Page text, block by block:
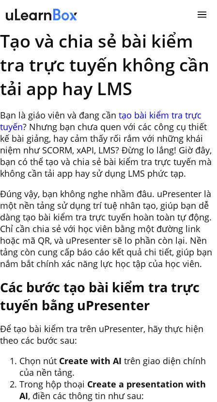
to
Tạo và chia sẻ bài kiểm
tra trực tuyến không cần
tải app hay LMS
Bạn là giáo viên và đang cần tạo bài kiểm tra trực
tuyến? Nhưng bạn chưa quen với các công cụ thiết
kế bài giảng, hay cảm thấy rối rắm với những khái
niệm như SCORM, xAPI, LMS? Đừng lo lắng! Giờ đây,
bạn có thể tạo và chia sẻ bài kiểm tra trực tuyến mà
không cần tải app hay sử dụng LMS phức tạp.
Đúng vậy, bạn không nghe nhầm đâu. uPresenter là
một nền tảng sử dụng trí tuệ nhân tạo, giúp bạn dễ
dàng tạo bài kiểm tra trực tuyến hoàn toàn tự động.
Chỉ cần chia sẻ với học viên bằng một đường link
hoặc mã QR, và uPresenter sẽ lo phần còn lại. Nền
tảng còn cung cấp báo cáo kết quả chi tiết, giúp bạn
nắm bắt chính xác năng lực học tập của học viên.
Các bước tạo bài kiểm tra trực
tuyến bằng uPresenter
Để tạo bài kiểm tra trên uPresenter, hãy thực hiện
theo các bước sau:
Chọn nút Create with AI trên giao diện chính
của nền tảng.
Trong hộp thoại Create a presentation with
AI, điền các thông tin như sau: